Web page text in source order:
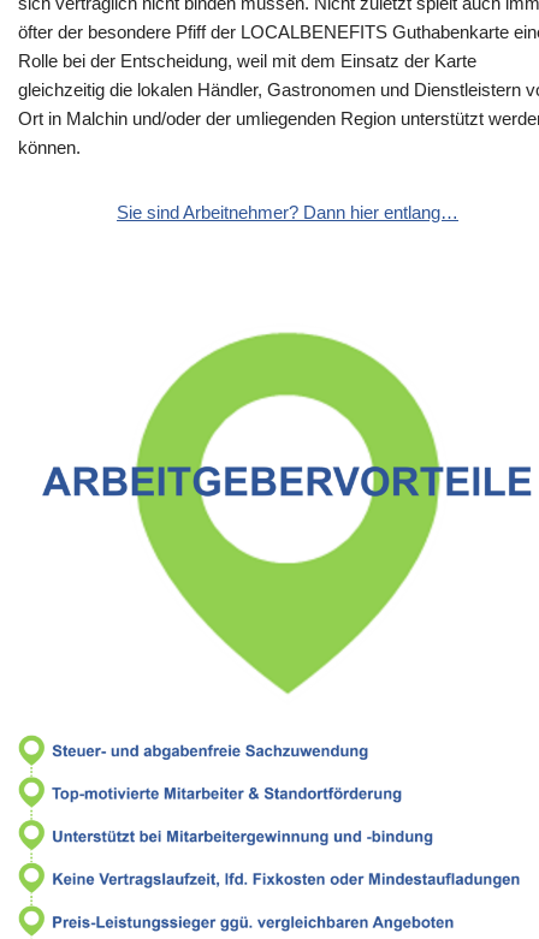
öfter der besondere Pfiff der LOCALBENEFITS Guthabenkarte
Rolle bei der Entscheidung, weil mit dem Einsatz der Karte
gleichzeitig die lokalen Händler, Gastronomen und Dienstleistern
Ort in Malchin und/oder der umliegenden Region unterstützt
können.
Sie sind Arbeitnehmer? Dann hier entlang…